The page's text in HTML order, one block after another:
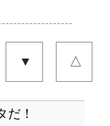
▼ △
！